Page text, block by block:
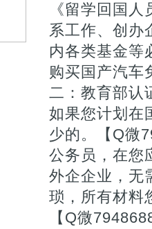
《留学回国
系工作、创办
内各类基金等
购买国产汽车
二：教育部认
如果您计划在
少的。【Q微
公务员，在您
外企企业，无
琐，所有材料
【Q微